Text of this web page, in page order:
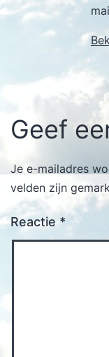
Geef
Je e-mailadres
velden zijn
Reactie *